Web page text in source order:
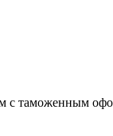
с таможенным